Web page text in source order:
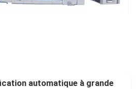
automatique à grande